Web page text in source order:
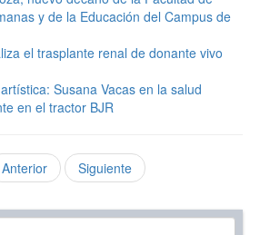
y de la Educación del Campus de
el trasplante renal de donante vivo
Susana Vacas en la salud
en el tractor BJR
Anterior Siguiente